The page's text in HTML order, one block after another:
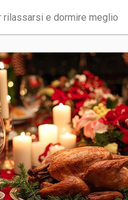
e dormire meglio